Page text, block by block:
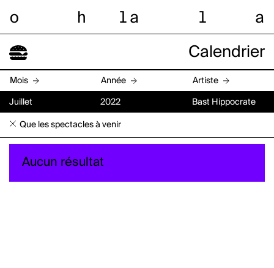
o h l a l a
Calendrier
Mois Année Artiste
Juillet 2022 Bast Hippocrate
Que les spectacles à venir
Aucun résultat